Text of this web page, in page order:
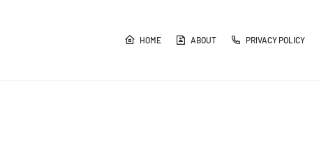
HOME ABOUT PRIVACY POLICY